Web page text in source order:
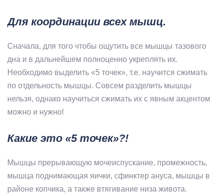
Для координации всех мышц.
Сначала, для того чтобы ощутить все мышцы тазового
дна и в дальнейшем полноценно укреплять их.
Необходимо выделить «5 точек», т.е. научится сжимать
по отдельность мышцы. Совсем разделить мышцы
нельзя, однако научиться сжимать их с явным акцентом
можно и нужно!
Какие это «5 точек»?!
Мышцы прерывающую мочеиспускание, промежность,
мышца поднимающая яички, сфинктер ануса, мышцы в
районе копчика, а также втягивание низа живота.